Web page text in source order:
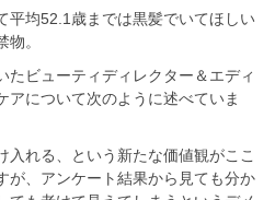
平均52.1歳までは黒髪でいてほしい
。
たビューティディレクター＆エディ
アについて次のように述べていま
入れる、という新たな価値観がここ
が、アンケート結果から見ても分か